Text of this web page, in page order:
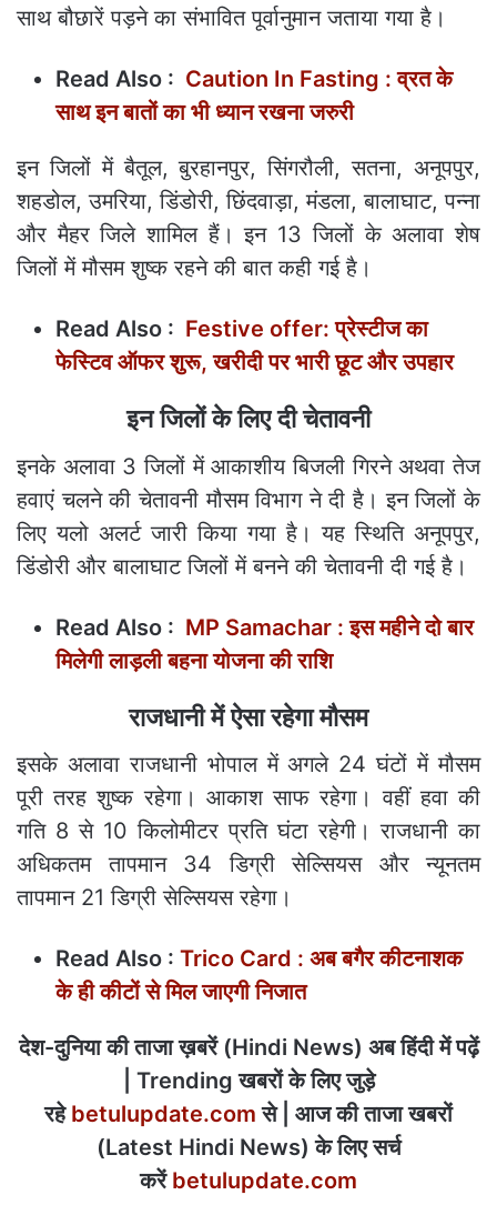
साथ बौछारें पड़ने का संभावित पूर्वानुमान जताया गया है।
Read Also : Caution In Fasting : व्रत के
साथ इन बातों का भी ध्यान रखना जरुरी
इन जिलों में बैतूल, बुरहानपुर, सिंगरौली, सतना, अनूपपुर,
शहडोल, उमरिया, डिंडोरी, छिंदवाड़ा, मंडला, बालाघाट, पन्ना
और मैहर जिले शामिल हैं। इन 13 जिलों के अलावा शेष
जिलों में मौसम शुष्क रहने की बात कही गई है।
Read Also : Festive offer: प्रेस्‍टीज का
फेस्टिव ऑफर शुरू, खरीदी पर भारी छूट और उपहार
इन जिलों के लिए दी चेतावनी
इनके अलावा 3 जिलों में आकाशीय बिजली गिरने अथवा तेज
हवाएं चलने की चेतावनी मौसम विभाग ने दी है। इन जिलों के
लिए यलो अलर्ट जारी किया गया है। यह स्थिति अनूपपुर,
डिंडोरी और बालाघाट जिलों में बनने की चेतावनी दी गई है।
Read Also : MP Samachar : इस महीने दो बार
मिलेगी लाड़ली बहना योजना की राशि
राजधानी में ऐसा रहेगा मौसम
इसके अलावा राजधानी भोपाल में अगले 24 घंटों में मौसम
पूरी तरह शुष्क रहेगा। आकाश साफ रहेगा। वहीं हवा की
गति 8 से 10 किलोमीटर प्रति घंटा रहेगी। राजधानी का
अधिकतम तापमान 34 डिग्री सेल्सियस और न्यूनतम
तापमान 21 डिग्री सेल्सियस रहेगा।
Read Also : Trico Card : अब बगैर कीटनाशक
के ही कीटों से मिल जाएगी निजात
देश-दुनिया की ताजा ख़बरें (Hindi News) अब हिंदी में पढ़ें
| Trending खबरों के लिए जुड़े
रहे betulupdate.com से | आज की ताजा खबरों
(Latest Hindi News) के लिए सर्च
करें betulupdate.com